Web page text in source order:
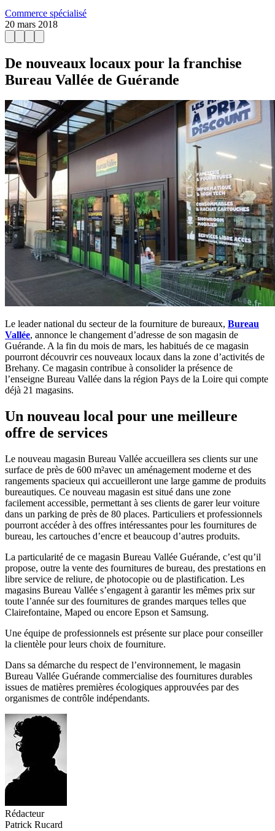
Commerce spécialisé
20 mars 2018
De nouveaux locaux pour la franchise
Bureau Vallée de Guérande
Le leader national du secteur de la fourniture de bureaux, Bureau
Vallée, annonce le changement d’adresse de son magasin de
Guérande. A la fin du mois de mars, les habitués de ce magasin
pourront découvrir ces nouveaux locaux dans la zone d’activités de
Brehany. Ce magasin contribue à consolider la présence de
l’enseigne Bureau Vallée dans la région Pays de la Loire qui compte
déjà 21 magasins.
Un nouveau local pour une meilleure
offre de services
Le nouveau magasin Bureau Vallée accueillera ses clients sur une
surface de près de 600 m²avec un aménagement moderne et des
rangements spacieux qui accueilleront une large gamme de produits
bureautiques. Ce nouveau magasin est situé dans une zone
facilement accessible, permettant à ses clients de garer leur voiture
dans un parking de près de 80 places. Particuliers et professionnels
pourront accéder à des offres intéressantes pour les fournitures de
bureau, les cartouches d’encre et beaucoup d’autres produits.
La particularité de ce magasin Bureau Vallée Guérande, c’est qu’il
propose, outre la vente des fournitures de bureau, des prestations en
libre service de reliure, de photocopie ou de plastification. Les
magasins Bureau Vallée s’engagent à garantir les mêmes prix sur
toute l’année sur des fournitures de grandes marques telles que
Clairefontaine, Maped ou encore Epson et Samsung.
Une équipe de professionnels est présente sur place pour conseiller
la clientèle pour leurs choix de fourniture.
Dans sa démarche du respect de l’environnement, le magasin
Bureau Vallée Guérande commercialise des fournitures durables
issues de matières premières écologiques approuvées par des
organismes de contrôle indépendants.
Rédacteur
Patrick Rucard